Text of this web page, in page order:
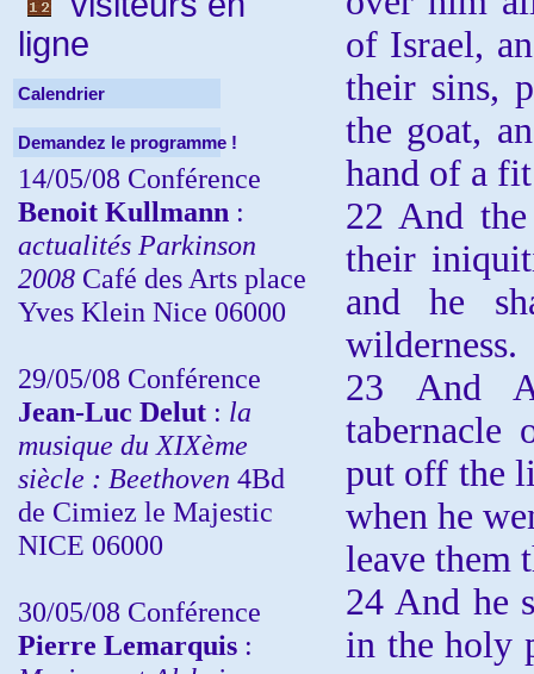
ligne
Calendrier
Demandez le programme !
14/05/08 Conférence
Benoit Kullmann :
actualités Parkinson
2008 Café des Arts place
Yves Klein Nice 06000
29/05/08 Conférence
Jean-Luc Delut : la
musique du XIXème
siècle : Beethoven 4Bd
de Cimiez le Majestic
NICE 06000
30/05/08 Conférence
Pierre Lemarquis :
of Israel,
their sins,
the goat,
hand of a
22 And
their
and he
wilderness.
23 And
tabernacle
put off the
when he
leave them
24 And he
in the holy